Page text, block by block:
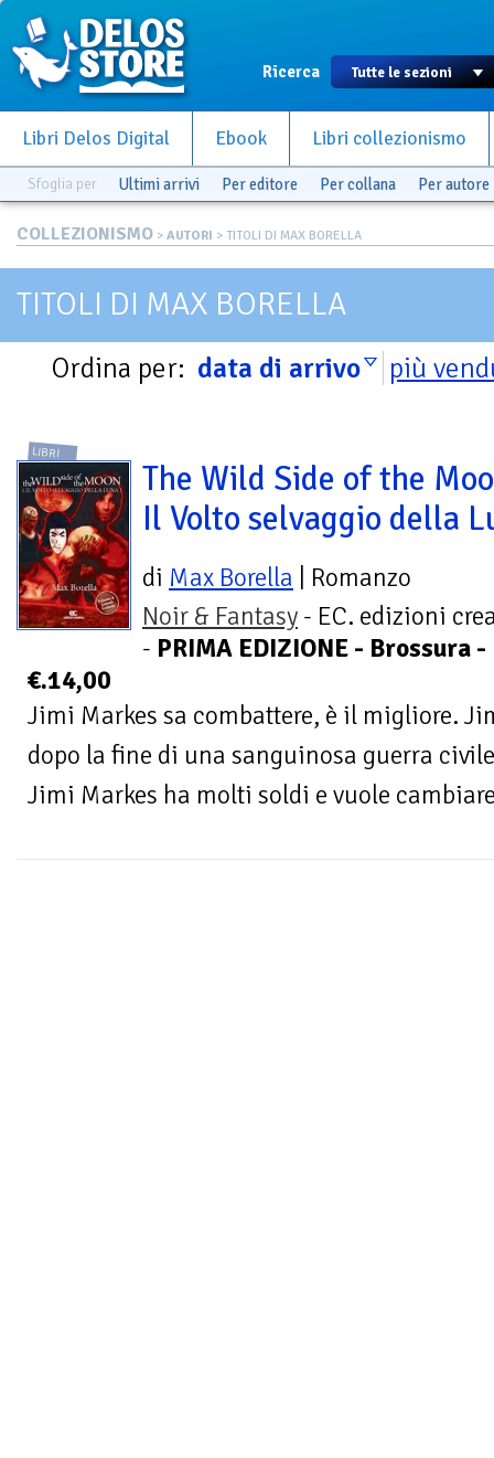
Ricerca
Libri Delos Digital Ebook Libri collezionismo
Sfoglia per Ultimi arrivi Per editore Per collana Per autore
COLLEZIONISMO > AUTORI > TITOLI DI MAX BORELLA
TITOLI DI MAX BORELLA
Ordina per: data di arrivo più
LIBRI
The Wild Side of the
Il Volto selvaggio della
di Max Borella | Romanzo
Noir & Fantasy - EC. edizioni
- PRIMA EDIZIONE - Brossura
€.14,00
Jimi Markes sa combattere, è il migliore.
dopo la fine di una sanguinosa guerra
Jimi Markes ha molti soldi e vuole